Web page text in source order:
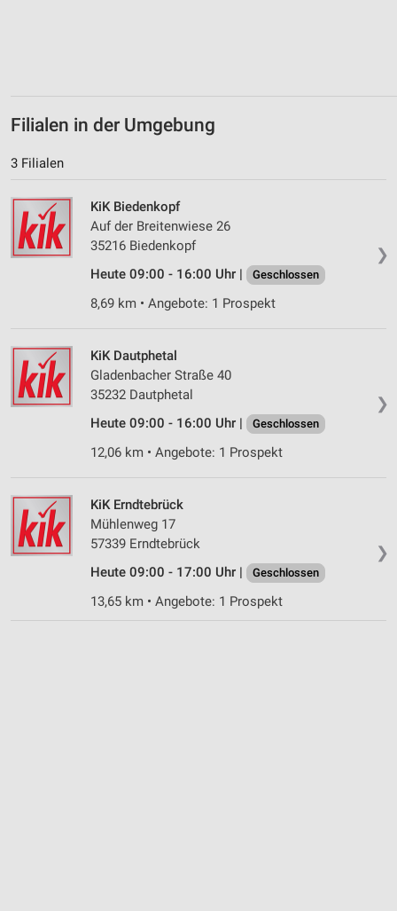
Filialen in der Umgebung
3 Filialen
❯
KiK Biedenkopf
Auf der Breitenwiese 26
35216 Biedenkopf
Heute 09:00 - 16:00 Uhr |
Geschlossen
8,69 km • Angebote: 1 Prospekt
❯
KiK Dautphetal
Gladenbacher Straße 40
35232 Dautphetal
Heute 09:00 - 16:00 Uhr |
Geschlossen
12,06 km • Angebote: 1 Prospekt
❯
KiK Erndtebrück
Mühlenweg 17
57339 Erndtebrück
Heute 09:00 - 17:00 Uhr |
Geschlossen
13,65 km • Angebote: 1 Prospekt
Messung der Performance von Inhalten
Kombinationen von Daten aus verschiedenen
Entwicklung und Verbesserung der Angebote
Verwendung reduzierter Daten zur Auswahl von
IAB-Besonderheiten:
Geräte anhand von aktiv angeforderten
Informationen identifizieren
Nicht-IAB-Verarbeitungszwecke:
Funktional
Werbung